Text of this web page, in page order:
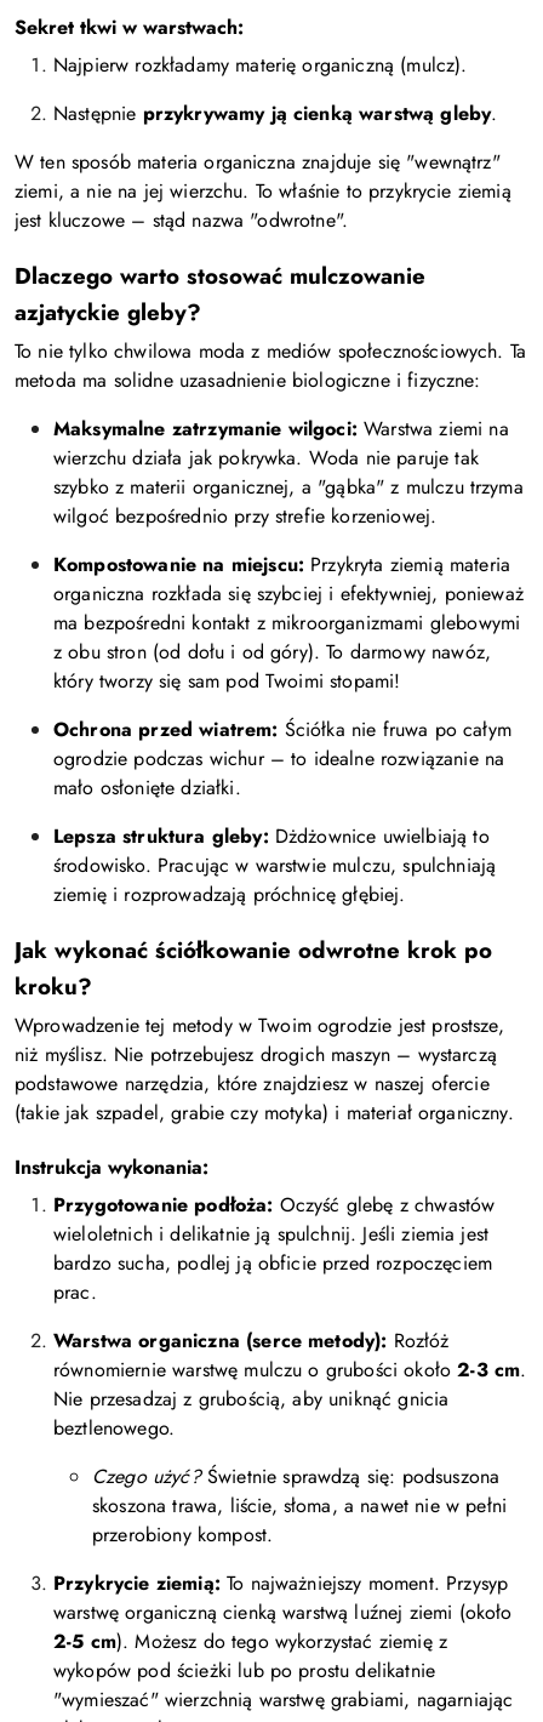
Sekret tkwi w warstwach:
Najpierw rozkładamy materię organiczną (mulcz).
Następnie przykrywamy ją cienką warstwą gleby.
W ten sposób materia organiczna znajduje się "wewnątrz"
ziemi, a nie na jej wierzchu. To właśnie to przykrycie ziemią
jest kluczowe – stąd nazwa "odwrotne".
Dlaczego warto stosować mulczowanie
azjatyckie gleby?
To nie tylko chwilowa moda z mediów społecznościowych. Ta
metoda ma solidne uzasadnienie biologiczne i fizyczne:
Maksymalne zatrzymanie wilgoci: Warstwa ziemi na
wierzchu działa jak pokrywka. Woda nie paruje tak
szybko z materii organicznej, a "gąbka" z mulczu trzyma
wilgoć bezpośrednio przy strefie korzeniowej.
Kompostowanie na miejscu: Przykryta ziemią materia
organiczna rozkłada się szybciej i efektywniej, ponieważ
ma bezpośredni kontakt z mikroorganizmami glebowymi
z obu stron (od dołu i od góry). To darmowy nawóz,
który tworzy się sam pod Twoimi stopami!
Ochrona przed wiatrem: Ściółka nie fruwa po całym
ogrodzie podczas wichur – to idealne rozwiązanie na
mało osłonięte działki.
Lepsza struktura gleby: Dżdżownice uwielbiają to
środowisko. Pracując w warstwie mulczu, spulchniają
ziemię i rozprowadzają próchnicę głębiej.
Jak wykonać ściółkowanie odwrotne krok po
kroku?
Wprowadzenie tej metody w Twoim ogrodzie jest prostsze,
niż myślisz. Nie potrzebujesz drogich maszyn – wystarczą
podstawowe narzędzia, które znajdziesz w naszej ofercie
(takie jak szpadel, grabie czy motyka) i materiał organiczny.
Instrukcja wykonania:
Przygotowanie podłoża: Oczyść glebę z chwastów
wieloletnich i delikatnie ją spulchnij. Jeśli ziemia jest
bardzo sucha, podlej ją obficie przed rozpoczęciem
prac.
Warstwa organiczna (serce metody): Rozłóż
równomiernie warstwę mulczu o grubości około2-3 cm.
Nie przesadzaj z grubością, aby uniknąć gnicia
beztlenowego.
Czego użyć?Świetnie sprawdzą się: podsuszona
skoszona trawa, liście, słoma, a nawet nie w pełni
przerobiony kompost.
Przykrycie ziemią: To najważniejszy moment. Przysyp
warstwę organiczną cienką warstwą luźnej ziemi (około
2-5 cm). Możesz do tego wykorzystać ziemię z
wykopów pod ścieżki lub po prostu delikatnie
"wymieszać" wierzchnią warstwę grabiami, nagarniając